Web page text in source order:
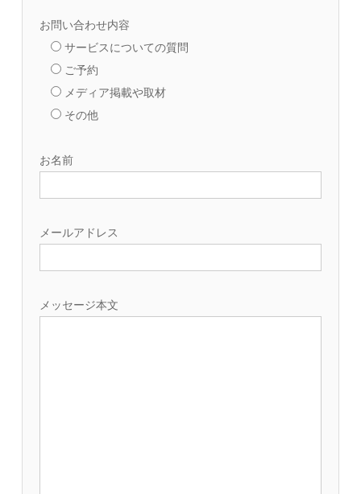
お問い合わせ内容
サービスについての質問
ご予約
メディア掲載や取材
その他
お名前
メールアドレス
メッセージ本文